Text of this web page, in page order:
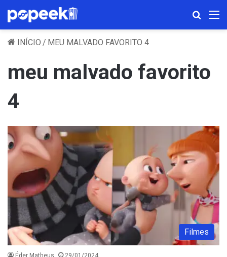
INÍCIO / MEU MALVADO FAVORITO 4
meu malvado favorito
4
Filmes